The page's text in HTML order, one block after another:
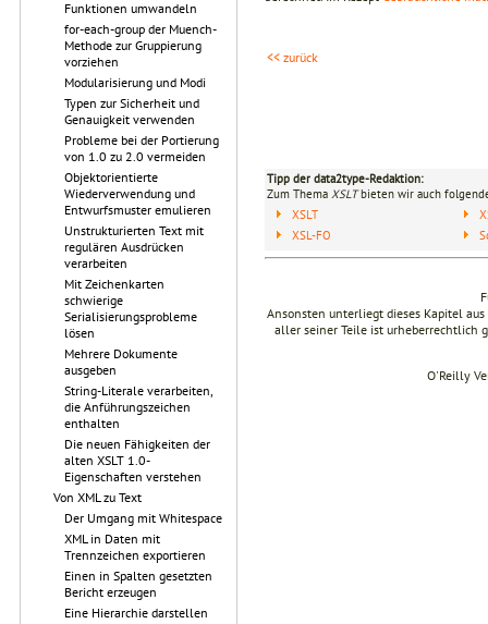
Funktionen umwandeln
for-each-group der Muench-
Methode zur Gruppierung
vorziehen
Modularisierung und Modi
Typen zur Sicherheit und
Genauigkeit verwenden
Probleme bei der Portierung
von 1.0 zu 2.0 vermeiden
Objektorientierte
Wiederverwendung und
Entwurfsmuster emulieren
Unstrukturierten Text mit
regulären Ausdrücken
verarbeiten
Mit Zeichenkarten
schwierige
Serialisierungsprobleme
lösen
Mehrere Dokumente
ausgeben
String-Literale verarbeiten,
die Anführungszeichen
enthalten
Die neuen Fähigkeiten der
alten XSLT 1.0-
Eigenschaften verstehen
Von XML zu Text
Der Umgang mit Whitespace
XML in Daten mit
Trennzeichen exportieren
Einen in Spalten gesetzten
Bericht erzeugen
Eine Hierarchie darstellen
<< zurück
Tipp der data2type-Redaktion:
Zum Thema XSLTbieten wir auch
XSLT
XSL-FO
Ansonsten unterliegt dieses Kapitel aus
aller seiner Teile ist urheberrechtlich
O'Reilly